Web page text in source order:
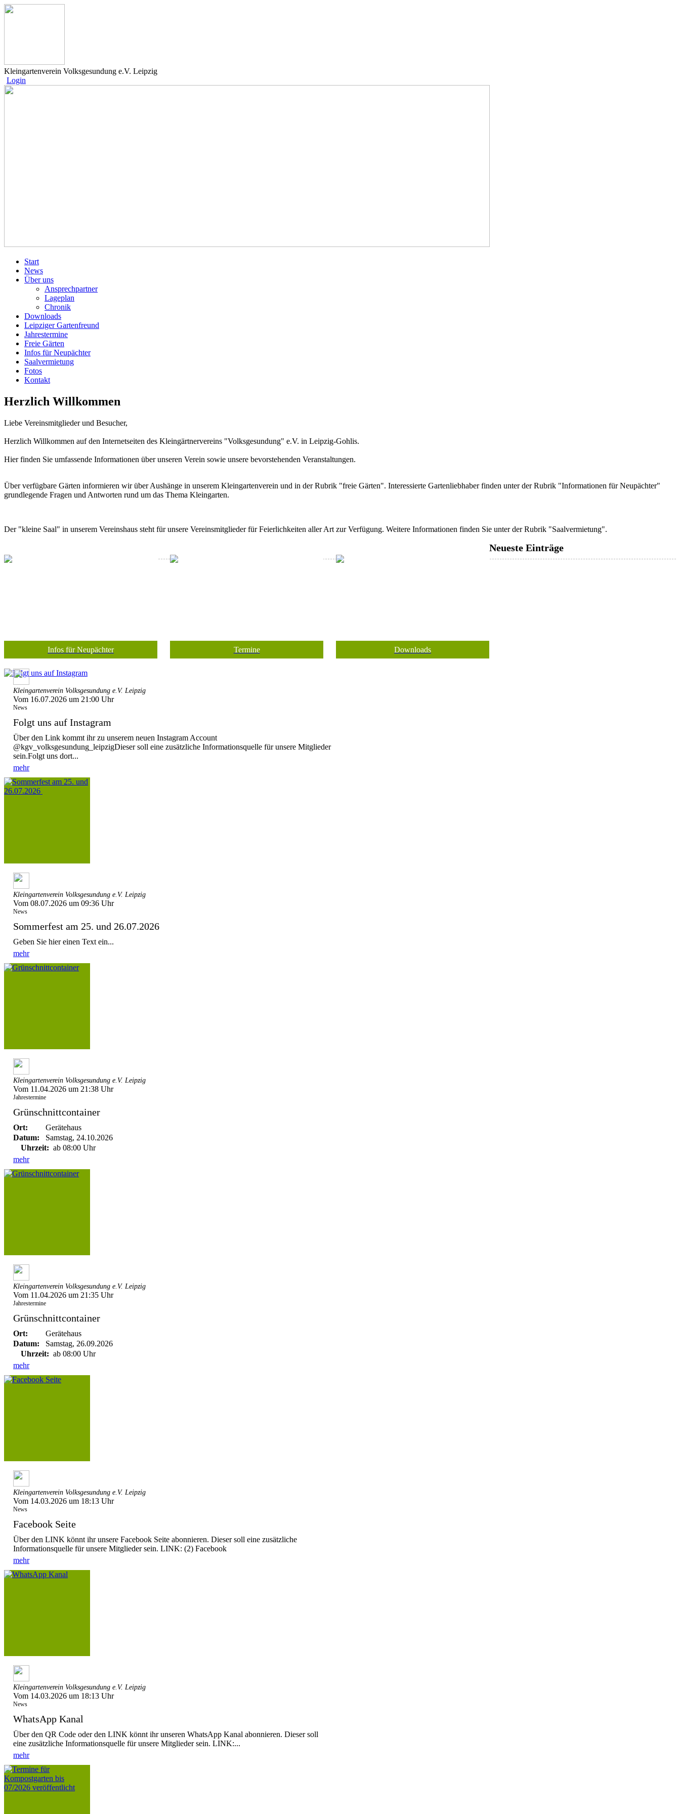
Kleingartenverein Volksgesundung e.V. Leipzig
Login
Start
News
Über uns
Ansprechpartner
Lageplan
Chronik
Downloads
Leipziger Gartenfreund
Jahrestermine
Freie Gärten
Infos für Neupächter
Saalvermietung
Fotos
Kontakt
Herzlich Willkommen
Liebe Vereinsmitglieder und Besucher,
Herzlich Willkommen auf den Internetseiten des Kleingärtnervereins "Volksgesundung" e.V. in Leipzig-Gohlis.
Hier finden Sie umfassende Informationen über unseren Verein sowie unsere bevorstehenden Veranstaltungen.
Über verfügbare Gärten informieren wir über Aushänge in unserem Kleingartenverein und in der Rubrik "freie Gärten". Interessierte Gartenliebhaber finden unter der Rubrik "Informationen für Neupächter"
grundlegende Fragen und Antworten rund um das Thema Kleingarten.
Der "kleine Saal" in unserem Vereinshaus steht für unsere Vereinsmitglieder für Feierlichkeiten aller Art zur Verfügung. Weitere Informationen finden Sie unter der Rubrik "Saalvermietung".
Infos für Neupächter Termine Downloads
Neueste Einträge
Kleingartenverein Volksgesundung e.V. Leipzig
Vom 16.07.2026 um 21:00 Uhr
News
Folgt uns auf Instagram
Über den Link kommt ihr zu unserem neuen Instagram Account
@kgv_volksgesundung_leipzigDieser soll eine zusätzliche Informationsquelle für unsere Mitglieder
sein.Folgt uns dort...
mehr
Kleingartenverein Volksgesundung e.V. Leipzig
Vom 08.07.2026 um 09:36 Uhr
News
Sommerfest am 25. und 26.07.2026
Geben Sie hier einen Text ein...
mehr
Kleingartenverein Volksgesundung e.V. Leipzig
Vom 11.04.2026 um 21:38 Uhr
Jahrestermine
Grünschnittcontainer
Ort:
Gerätehaus
Datum:
Samstag, 24.10.2026
Uhrzeit: ab 08:00 Uhr
mehr
Kleingartenverein Volksgesundung e.V. Leipzig
Vom 11.04.2026 um 21:35 Uhr
Jahrestermine
Grünschnittcontainer
Ort:
Gerätehaus
Datum:
Samstag, 26.09.2026
Uhrzeit: ab 08:00 Uhr
mehr
Kleingartenverein Volksgesundung e.V. Leipzig
Vom 14.03.2026 um 18:13 Uhr
News
Facebook Seite
Über den LINK könnt ihr unsere Facebook Seite abonnieren. Dieser soll eine zusätzliche
Informationsquelle für unsere Mitglieder sein. LINK: (2) Facebook
mehr
Kleingartenverein Volksgesundung e.V. Leipzig
Vom 14.03.2026 um 18:13 Uhr
News
WhatsApp Kanal
Über den QR Code oder den LINK könnt ihr unseren WhatsApp Kanal abonnieren. Dieser soll
eine zusätzliche Informationsquelle für unsere Mitglieder sein. LINK:...
mehr